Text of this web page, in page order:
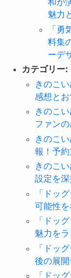
和が
魅力
「
料集
ーデ
カテゴリー:
きのこ
感想と
きのこ
ファン
きのこ
報！予
きのこ
設定を深
「ドッ
可能性
「ドッ
魅力を
「ドッ
後の展開
「ドッ